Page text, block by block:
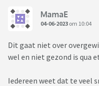
MamaE
04-06-2023 om 10:04
Dit gaat niet over
wel en niet gezond is qua
Iedereen weet dat te veel